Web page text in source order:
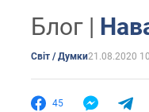
Блог |
Світ / Думки21.08.2020
45